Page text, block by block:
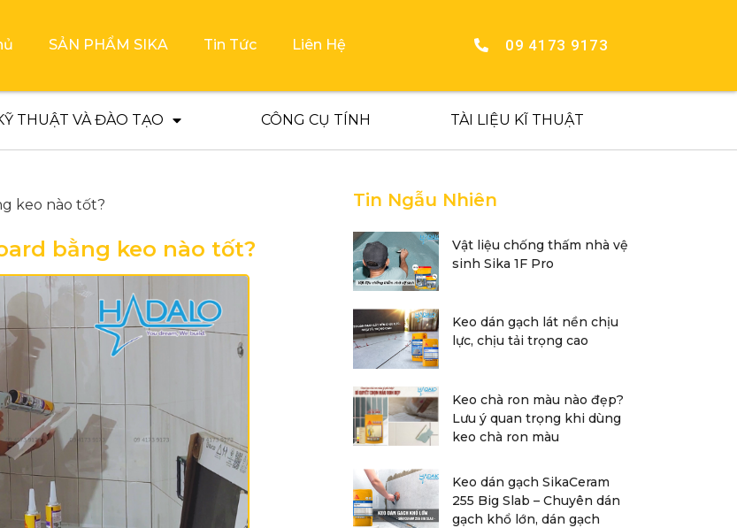
SẢN PHẨM SIKA Tin Tức Liên Hệ 09 4173 9173
THUẬT VÀ ĐÀO TẠO CÔNG CỤ TÍNH TÀI LIỆU KĨ THUẬT
keo nào tốt?
bằng keo nào tốt?
Tin Ngẫu Nhiên
Vật liệu chống thấm nhà vệ
sinh Sika 1F Pro
Keo dán gạch lát nền chịu
lực, chịu tải trọng cao
Keo chà ron màu nào đẹp?
Lưu ý quan trọng khi dùng
keo chà ron màu
Keo dán gạch SikaCeram
255 Big Slab – Chuyên dán
gạch khổ lớn, dán gạch